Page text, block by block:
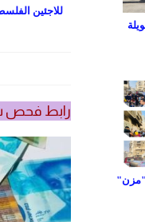
"مزن"
للاجئين
رابط فحص